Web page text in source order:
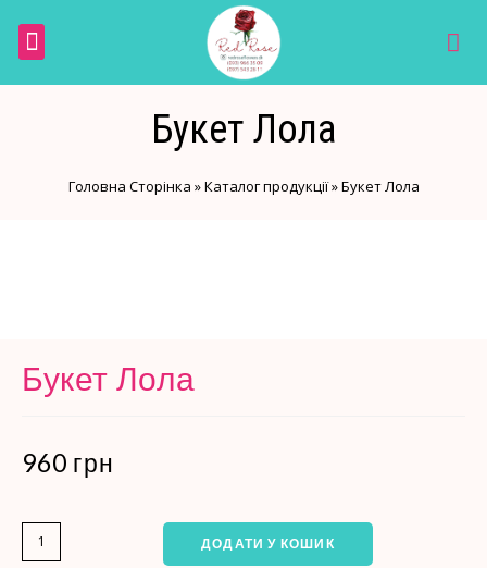
Букет Лола
Головна Сторінка »Каталог продукції»Букет Лола
Букет Лола
960 грн
ДОДАТИ У КОШИК